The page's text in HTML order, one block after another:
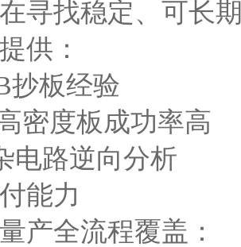
寻找稳定、可长
供：
抄板经验
密度板成功率高
电路逆向分析
能力
产全流程覆盖：